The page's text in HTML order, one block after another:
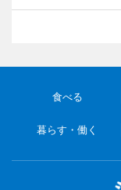
食べる
暮らす・働く